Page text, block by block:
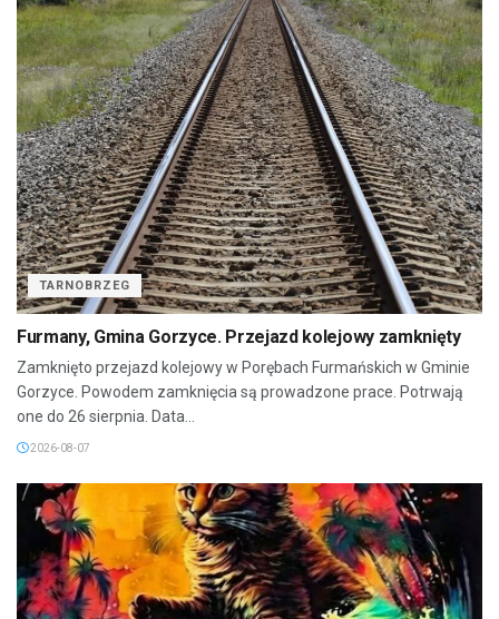
TARNOBRZEG
Furmany, Gmina Gorzyce. Przejazd kolejowy zamknięty
Zamknięto przejazd kolejowy w Porębach Furmańskich w Gminie
Gorzyce. Powodem zamknięcia są prowadzone prace. Potrwają
one do 26 sierpnia. Data...
2026-08-07